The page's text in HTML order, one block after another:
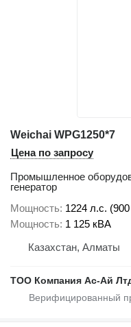
Weichai WPG1250*7
Цена по запросу
Промышленное
генератор
Мощность 1224 л.с.
Мощность 1 125 кВА
Казахстан, Алматы
ТОО Компания Ас-Ай